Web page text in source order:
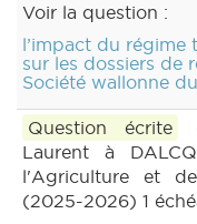
Voir la question :
l’impact du régime
sur les dossiers de
Société wallonne
Question écrite
Laurent à
l'Agriculture et
(2025-2026) 1